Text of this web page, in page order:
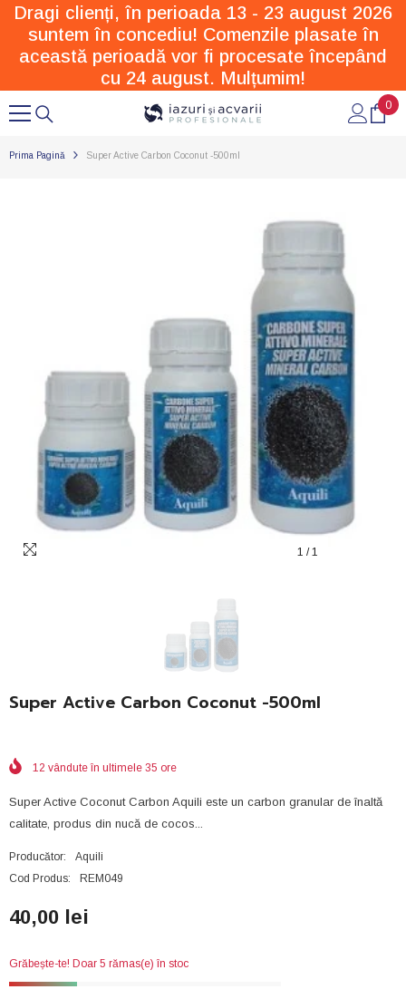
SARI LA CONȚINUT
Dragi clienți, în perioada 13 - 23 august 2026
suntem în concediu! Comenzile plasate în
această perioadă vor fi procesate începând
cu 24 august. Mulțumim!
0
0
Prima Pagină Super Active Carbon Coconut -500ml
1 / 1
Super Active Carbon Coconut -500ml
12 vândute în ultimele 35 ore
Super Active Coconut Carbon Aquili este un carbon granular de înaltă
calitate, produs din nucă de cocos...
Producător:
Aquili
Cod Produs:
REM049
40,00 lei
Grăbește-te! Doar 5 rămas(e) în stoc